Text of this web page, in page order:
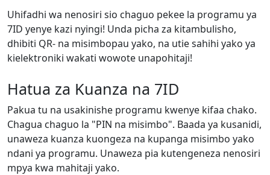
Uhifadhi wa nenosiri sio chaguo pekee la programu ya
7ID yenye kazi nyingi! Unda picha za kitambulisho,
dhibiti QR- na misimbopau yako, na utie sahihi yako ya
kielektroniki wakati wowote unapohitaji!
Hatua za Kuanza na 7ID
Pakua tu na usakinishe programu kwenye kifaa chako.
Chagua chaguo la "PIN na misimbo". Baada ya kusanidi,
unaweza kuanza kuongeza na kupanga misimbo yako
ndani ya programu. Unaweza pia kutengeneza nenosiri
mpya kwa mahitaji yako.